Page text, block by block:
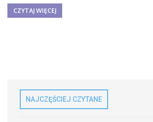
CZYTAJ WIĘCEJ
NAJCZĘŚCIEJ CZYTANE